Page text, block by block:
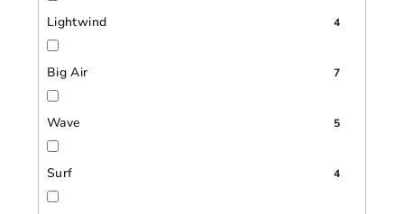
Lightwind 4
Big Air 7
Wave 5
Surf 4